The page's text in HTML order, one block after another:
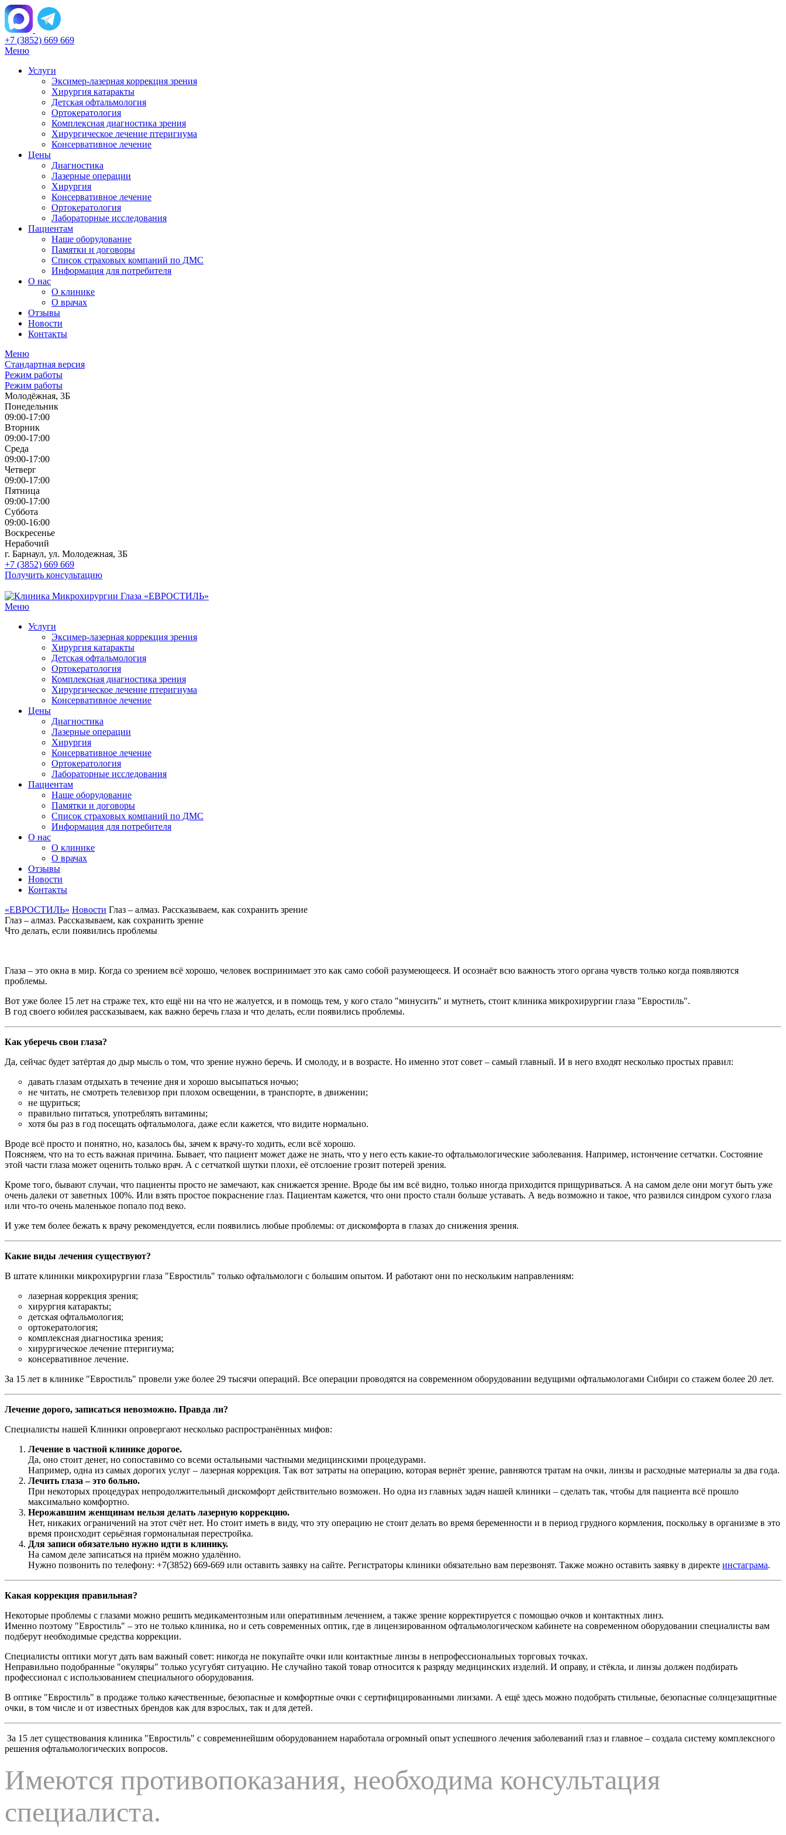
+7 (3852) 669 669
Меню
Услуги
Эксимер-лазерная коррекция зрения
Хирургия катаракты
Детская офтальмология
Ортокератология
Комплексная диагностика зрения
Хирургическое лечение птеригиума
Консервативное лечение
Цены
Диагностика
Лазерные операции
Хирургия
Консервативное лечение
Ортокератология
Лабораторные исследования
Пациентам
Наше оборудование
Памятки и договоры
Список страховых компаний по ДМС
Информация для потребителя
О нас
О клинике
О врачах
Отзывы
Новости
Контакты
Меню
Стандартная версия
Режим работы
Режим работы
Молодёжная, 3Б
Понедельник
09:00-17:00
Вторник
09:00-17:00
Среда
09:00-17:00
Четверг
09:00-17:00
Пятница
09:00-17:00
Суббота
09:00-16:00
Воскресенье
Нерабочий
г. Барнаул, ул. Молодежная, 3Б
+7 (3852) 669 669
Получить консультацию
Меню
Услуги
Эксимер-лазерная коррекция зрения
Хирургия катаракты
Детская офтальмология
Ортокератология
Комплексная диагностика зрения
Хирургическое лечение птеригиума
Консервативное лечение
Цены
Диагностика
Лазерные операции
Хирургия
Консервативное лечение
Ортокератология
Лабораторные исследования
Пациентам
Наше оборудование
Памятки и договоры
Список страховых компаний по ДМС
Информация для потребителя
О нас
О клинике
О врачах
Отзывы
Новости
Контакты
«ЕВРОСТИЛЬ» Новости Глаз – алмаз. Рассказываем, как сохранить зрение
Глаз – алмаз. Рассказываем, как сохранить зрение
Что делать, если появились проблемы
Глаза – это окна в мир. Когда со зрением всё хорошо, человек воспринимает это как само собой разумеющееся. И осознаёт всю важность этого органа чувств только когда появляются
проблемы.
Вот уже более 15 лет на страже тех, кто ещё ни на что не жалуется, и в помощь тем, у кого стало "минусить" и мутнеть, стоит клиника микрохирургии глаза "Евростиль".
В год своего юбилея рассказываем, как важно беречь глаза и что делать, если появились проблемы.
Как уберечь свои глаза?
Да, сейчас будет затёртая до дыр мысль о том, что зрение нужно беречь. И смолоду, и в возрасте. Но именно этот совет – самый главный. И в него входят несколько простых правил:
давать глазам отдыхать в течение дня и хорошо высыпаться ночью;
не читать, не смотреть телевизор при плохом освещении, в транспорте, в движении;
не щуриться;
правильно питаться, употреблять витамины;
хотя бы раз в год посещать офтальмолога, даже если кажется, что видите нормально.
Вроде всё просто и понятно, но, казалось бы, зачем к врачу-то ходить, если всё хорошо.
Поясняем, что на то есть важная причина. Бывает, что пациент может даже не знать, что у него есть какие-то офтальмологические заболевания. Например, истончение сетчатки. Состояние
этой части глаза может оценить только врач. А с сетчаткой шутки плохи, её отслоение грозит потерей зрения.
Кроме того, бывают случаи, что пациенты просто не замечают, как снижается зрение. Вроде бы им всё видно, только иногда приходится прищуриваться. А на самом деле они могут быть уже
очень далеки от заветных 100%. Или взять простое покраснение глаз. Пациентам кажется, что они просто стали больше уставать. А ведь возможно и такое, что развился синдром сухого глаза
или что-то очень маленькое попало под веко.
И уже тем более бежать к врачу рекомендуется, если появились любые проблемы: от дискомфорта в глазах до снижения зрения.
Какие виды лечения существуют?
В штате клиники микрохирургии глаза "Евростиль" только офтальмологи с большим опытом. И работают они по нескольким направлениям:
лазерная коррекция зрения;
хирургия катаракты;
детская офтальмология;
ортокератология;
комплексная диагностика зрения;
хирургическое лечение птеригиума;
консервативное лечение.
За 15 лет в клинике "Евростиль" провели уже более 29 тысячи операций. Все операции проводятся на современном оборудовании ведущими офтальмологами Сибири со стажем более 20 лет.
Лечение дорого, записаться невозможно. Правда ли?
Специалисты нашей Клиники опровергают несколько распространённых мифов:
Лечение в частной клинике дорогое.
Да, оно стоит денег, но сопоставимо со всеми остальными частными медицинскими процедурами.
Например, одна из самых дорогих услуг – лазерная коррекция. Так вот затраты на операцию, которая вернёт зрение, равняются тратам на очки, линзы и расходные материалы за два года.
Лечить глаза – это больно.
При некоторых процедурах непродолжительный дискомфорт действительно возможен. Но одна из главных задач нашей клиники – сделать так, чтобы для пациента всё прошло
максимально комфортно.
Нерожавшим женщинам нельзя делать лазерную коррекцию.
Нет, никаких ограничений на этот счёт нет. Но стоит иметь в виду, что эту операцию не стоит делать во время беременности и в период грудного кормления, поскольку в организме в это
время происходит серьёзная гормональная перестройка.
Для записи обязательно нужно идти в клинику.
На самом деле записаться на приём можно удалённо.
Нужно позвонить по телефону: +7(3852) 669-669 или оставить заявку на сайте. Регистраторы клиники обязательно вам перезвонят. Также можно оставить заявку в директе инстаграма.
Какая коррекция правильная?
Некоторые проблемы с глазами можно решить медикаментозным или оперативным лечением, а также зрение корректируется с помощью очков и контактных линз.
Именно поэтому "Евростиль" – это не только клиника, но и сеть современных оптик, где в лицензированном офтальмологическом кабинете на современном оборудовании специалисты вам
подберут необходимые средства коррекции.
Специалисты оптики могут дать вам важный совет: никогда не покупайте очки или контактные линзы в непрофессиональных торговых точках.
Неправильно подобранные "окуляры" только усугубят ситуацию. Не случайно такой товар относится к разряду медицинских изделий. И оправу, и стёкла, и линзы должен подбирать
профессионал с использованием специального оборудования.
В оптике "Евростиль" в продаже только качественные, безопасные и комфортные очки с сертифицированными линзами. А ещё здесь можно подобрать стильные, безопасные солнцезащитные
очки, в том числе и от известных брендов как для взрослых, так и для детей.
За 15 лет существования клиника "Евростиль" с современнейшим оборудованием наработала огромный опыт успешного лечения заболеваний глаз и главное – создала систему комплексного
решения офтальмологических вопросов.
Имеются противопоказания, необходима консультация
специалиста.